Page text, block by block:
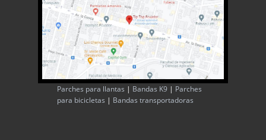
Parches para llantas | Bandas K9 | Parches
para bicicletas | Bandas transportadoras